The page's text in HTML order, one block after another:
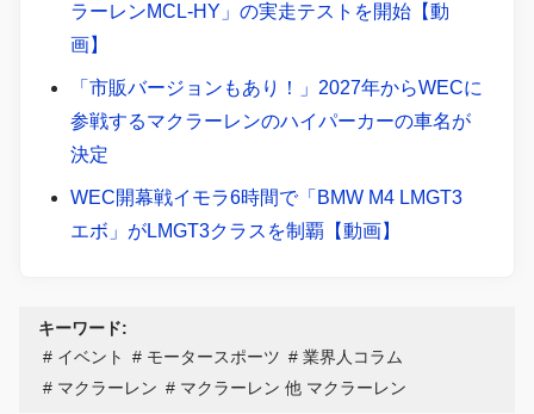
ラーレンMCL-HY」の実走テストを開始【動
画】
「市販バージョンもあり！」2027年からWECに
参戦するマクラーレンのハイパーカーの車名が
決定
WEC開幕戦イモラ6時間で「BMW M4 LMGT3
エボ」がLMGT3クラスを制覇【動画】
キーワード:
イベント
モータースポーツ
業界人コラム
マクラーレン
マクラーレン 他 マクラーレン